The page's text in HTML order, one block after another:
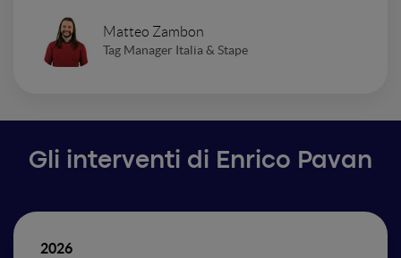
Matteo Zambon
Tag Manager Italia & Stape
Gli interventi di Enrico Pavan
2026